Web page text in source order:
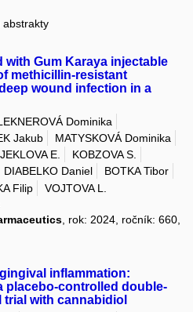
abstrakty
with Gum Karaya injectable
methicillin-resistant
wound infection in a
Dominika
Jakub
MATYSKOVÁ Dominika
JEKLOVA E.
KOBZOVA S.
DIABELKO Daniel
BOTKA Tibor
Filip
VOJTOVA L.
, rok: 2024, ročník: 660,
inflammation:
placebo-controlled double-
with cannabidiol